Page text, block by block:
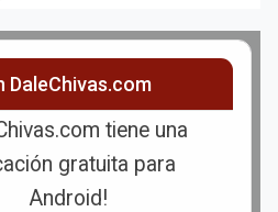
DaleChivas.com
tiene una
gratuita para
Android!